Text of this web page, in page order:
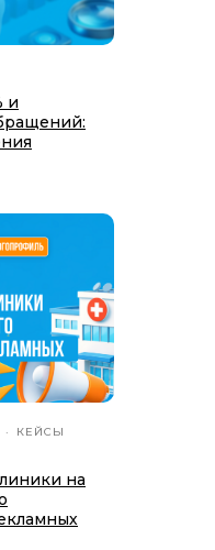
и
КЕЙСЫ
на